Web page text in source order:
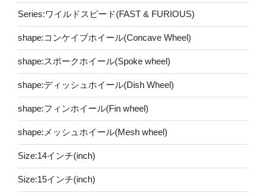
Series:ワイルドスピード(FAST & FURIOUS)
shape:コンケイブホイール(Concave Wheel)
shape:スポークホイール(Spoke wheel)
shape:ディッシュホイール(Dish Wheel)
shape:フィンホイール(Fin wheel)
shape:メッシュホイール(Mesh wheel)
Size:14インチ(inch)
Size:15インチ(inch)